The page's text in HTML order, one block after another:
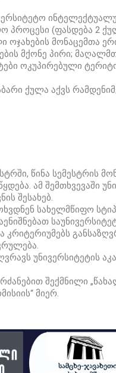
პროცესი (ფასდება 2
მონაცემთა
მქონე პირი;
ოკუპირებული
ქულა აქვს
წინა სემესტრის
ამ შემთხვევაში
შესახებ.
სახელმწიფო
კრიტერიუმებს
უნივერსიტეტის
შექმნილი
მიერ.